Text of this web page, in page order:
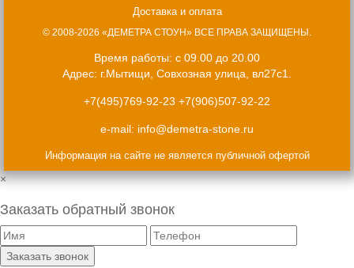
Доставка и оплата
© 2008-2026 «ДЕМЕТРА СТОУН» ВСЕ ПРАВА ЗАЩИЩЕНЫ.
Время работы: с 09.00 до 20.00
Адрес: г.Мытищи, Совхозная улица, вл27с1.
+7(495)769-92-23 +7(906)507-92-22
e-mail: info@demetra-stone.ru
Информация на сайте не является публичной офертой
×
Заказать обратный звонок